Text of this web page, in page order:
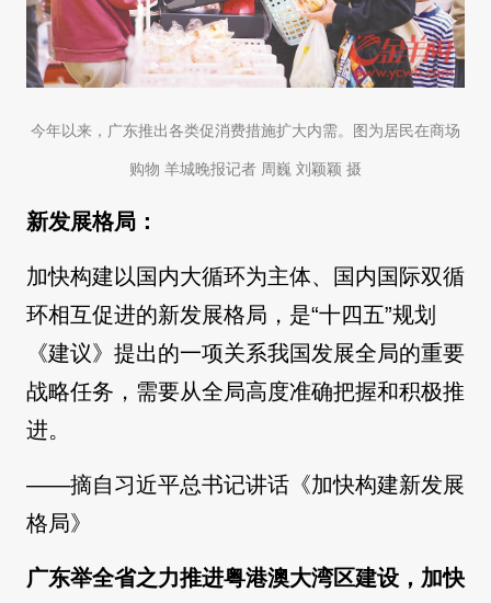
今年以来，广东推出各类促消费措施扩大内需。图为居民在商场
购物 羊城晚报记者 周巍 刘颖颖 摄
新发展格局：
加快构建以国内大循环为主体、国内国际双循
环相互促进的新发展格局，是“十四五”规划
《建议》提出的一项关系我国发展全局的重要
战略任务，需要从全局高度准确把握和积极推
进。
——摘自习近平总书记讲话《加快构建新发展
格局》
广东举全省之力推进粤港澳大湾区建设，加快